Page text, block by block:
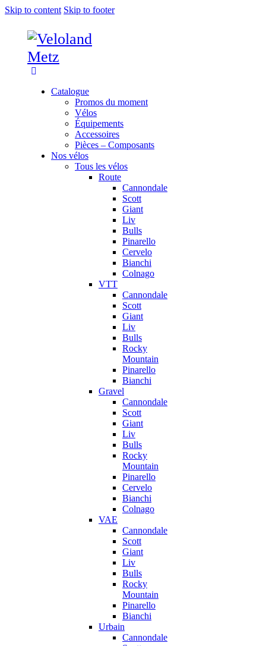
Skip to content Skip to footer
Catalogue
Promos du moment
Vélos
Équipements
Accessoires
Pièces – Composants
Nos vélos
Tous les vélos
Route
Cannondale
Scott
Giant
Liv
Bulls
Pinarello
Cervelo
Bianchi
Colnago
VTT
Cannondale
Scott
Giant
Liv
Bulls
Rocky
Mountain
Pinarello
Bianchi
Gravel
Cannondale
Scott
Giant
Liv
Bulls
Rocky
Mountain
Pinarello
Cervelo
Bianchi
Colnago
VAE
Cannondale
Scott
Giant
Liv
Bulls
Rocky
Mountain
Pinarello
Bianchi
Urbain
Cannondale